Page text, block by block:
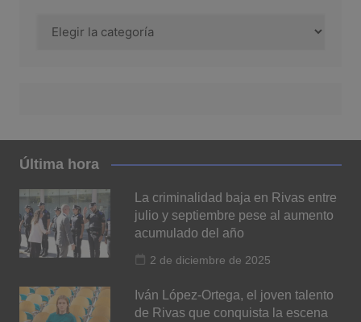
Última hora
La criminalidad baja en Rivas entre
julio y septiembre pese al aumento
acumulado del año
2 de diciembre de 2025
Iván López-Ortega, el joven talento
de Rivas que conquista la escena